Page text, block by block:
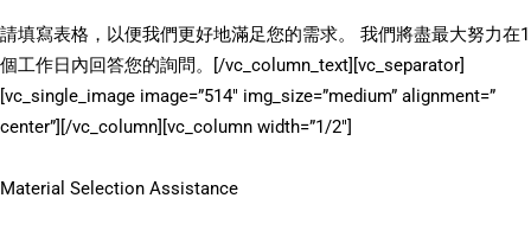
請填寫表格，以便我們更好地滿足您的需求。 我們將盡最大努力在1
個工作日內回答您的詢問。[/vc_column_text][vc_separator]
[vc_single_image image=”514″ img_size=”medium” alignment=”
center”][/vc_column][vc_column width=”1/2″]
Material Selection Assistance